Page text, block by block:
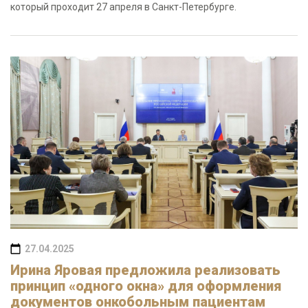
который проходит 27 апреля в Санкт-Петербурге.
27.04.2025
Ирина Яровая предложила реализовать
принцип «одного окна» для оформления
документов онкобольным пациентам